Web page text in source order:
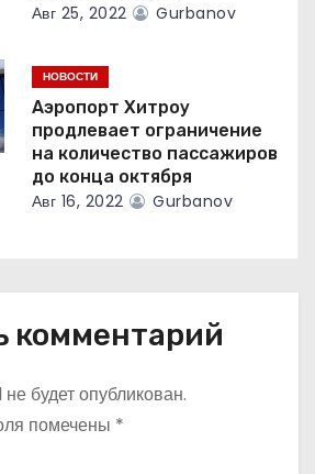
Авг 25, 2022 Gurbanov
НОВОСТИ
Аэропорт Хитроу
продлевает ограничение
на количество пассажиров
до конца октября
Авг 16, 2022 Gurbanov
комментарий
будет опубликован.
помечены *